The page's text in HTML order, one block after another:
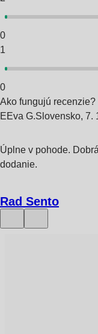
0
1
0
Ako fungujú recenzie?
EEva G.Slovensko, 7.
Úplne v pohode.
dodanie.
Rad Sento